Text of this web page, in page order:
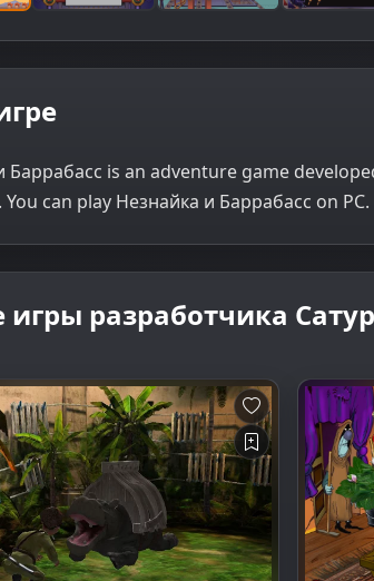
Баррабасс is an adventure game
You can play Незнайка и Баррабасс on PC.
игры разработчика